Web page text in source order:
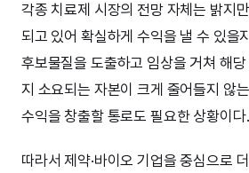
각종 치료제 시장의 전망 자체는 밝지
되고 있어 확실하게 수익을 낼 수 있을
후보물질을 도출하고 임상을 거쳐 해
지 소요되는 자본이 크게 줄어들지 않
수익을 창출할 통로도 필요한 상황이다.
따라서 제약·바이오 기업을 중심으로